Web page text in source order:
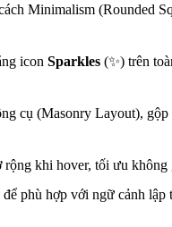
Minimalism (Rounded
icon Sparkles (✨) trên
cụ (Masonry Layout),
khi hover, tối ưu
để phù hợp với ngữ cảnh lập